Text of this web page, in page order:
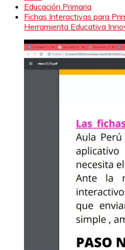
Educación Primaria
Fichas Interactivas para
Herramienta Educativa